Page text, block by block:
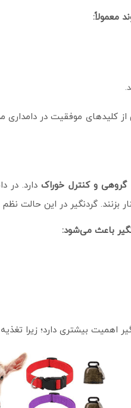
معمولاً:
کلیدهای موفقیت در
گروهی و کنترل خوراکدارد. در
بزنند. گردنگیر در این حالت
باعث می‌شود:
اهمیت بیشتری دارد؛ زیرا